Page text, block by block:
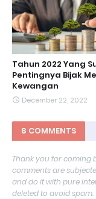
Tahun 2022 Yang
Pentingnya Bijak
Kewangan
December 22, 2022
8 COMMENTS
Thank you for coming
comments are
and do it with pure
deleted to avoid spam.